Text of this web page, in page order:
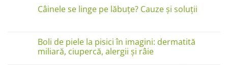
Câinele se linge pe lăbuțe? Cauze și soluții
Câinele
se
linge
Boli de piele la pisici în imagini: dermatită
miliară, ciupercă, alergii și râie